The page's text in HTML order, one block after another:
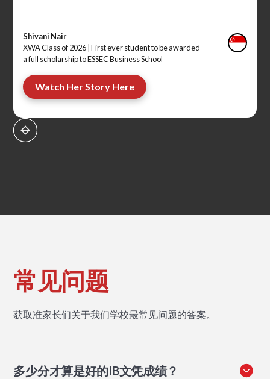
Shivani Nair
XWA Class of 2026 |First ever student to be awarded
a full scholarship to ESSEC Business School
Watch Her Story Here
常见问题
获取准家长们关于我们学校最常见问题的答案。
多少分才算是好的IB文凭成绩？